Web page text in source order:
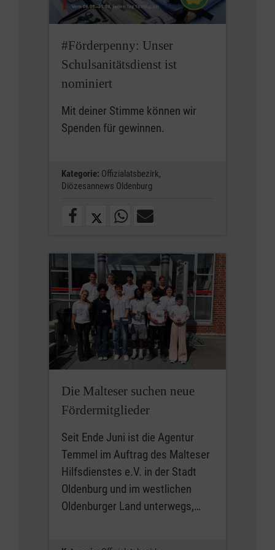
#Förderpenny: Unser
Schulsanitätsdienst ist
nominiert
Mit deiner Stimme können wir
Spenden für gewinnen.
Kategorie: Offizialatsbezirk,
Diözesannews Oldenburg
Die Malteser suchen neue
Fördermitglieder
Seit Ende Juni ist die Agentur
Temmel im Auftrag des Malteser
Hilfsdienstes e.V. in der Stadt
Oldenburg und im westlichen
Oldenburger Land unterwegs,…